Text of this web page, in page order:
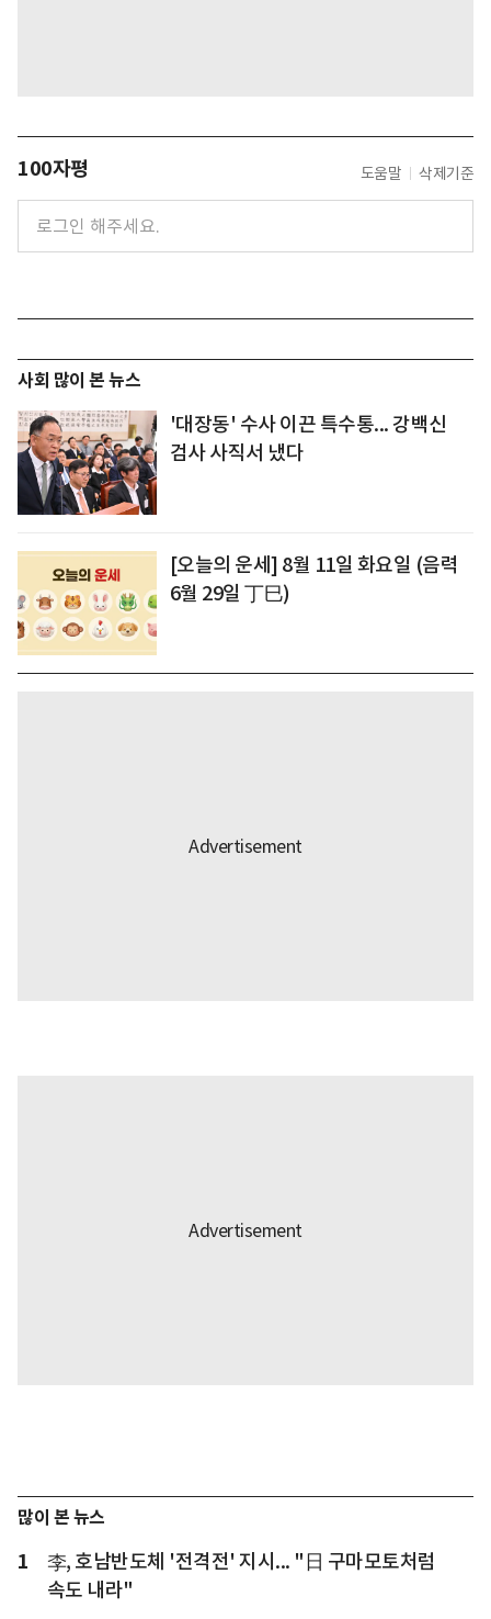
100자평 도움말 삭제기준
사회 많이 본 뉴스
'대장동' 수사 이끈 특수통... 강백신
검사 사직서 냈다
[오늘의 운세] 8월 11일 화요일 (음력
6월 29일 丁巳)
많이 본 뉴스
1
李, 호남반도체 '전격전' 지시... "日 구마모토처럼
속도 내라"